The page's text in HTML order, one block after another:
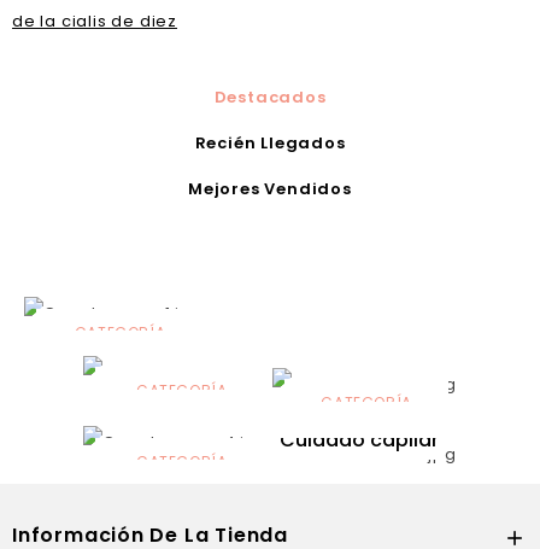
de la cialis de diez
Destacados
Recién Llegados
Mejores Vendidos
CATEGORÍA
Alimentación
infantilCATEGORÍA
Dermocosmética
CATEGORÍA
Solares
CATEGORÍA
Cuidado capilar
Información De La Tienda 